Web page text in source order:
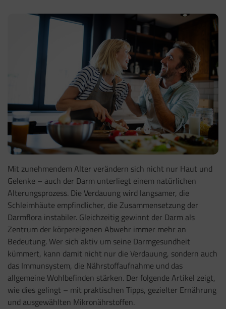
Mit zunehmendem Alter verändern sich nicht nur Haut und
Gelenke – auch der Darm unterliegt einem natürlichen
Alterungsprozess. Die Verdauung wird langsamer, die
Schleimhäute empfindlicher, die Zusammensetzung der
Darmflora instabiler. Gleichzeitig gewinnt der Darm als
Zentrum der körpereigenen Abwehr immer mehr an
Bedeutung. Wer sich aktiv um seine Darmgesundheit
kümmert, kann damit nicht nur die Verdauung, sondern auch
das Immunsystem, die Nährstoffaufnahme und das
allgemeine Wohlbefinden stärken. Der folgende Artikel zeigt,
wie dies gelingt – mit praktischen Tipps, gezielter Ernährung
und ausgewählten Mikronährstoffen.